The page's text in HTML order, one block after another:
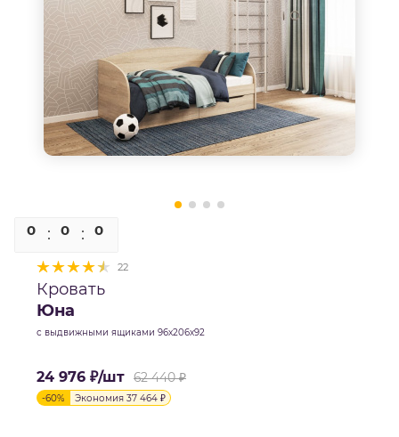
0 0 0
22
Кровать
Юна
с выдвижными ящиками 96х206х92
24 976 ₽/шт 62 440₽
-60% Экономия 37 464 ₽